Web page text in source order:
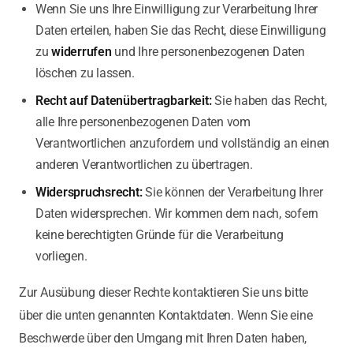
Wenn Sie uns Ihre Einwilligung zur Verarbeitung Ihrer
Daten erteilen, haben Sie das Recht, diese Einwilligung
zuwiderrufen und Ihre personenbezogenen Daten
löschen zu lassen.
Recht auf Datenübertragbarkeit:Sie haben das Recht,
alle Ihre personenbezogenen Daten vom
Verantwortlichen anzufordern und vollständig an einen
anderen Verantwortlichen zu übertragen.
Widerspruchsrecht:Sie können der Verarbeitung Ihrer
Daten widersprechen. Wir kommen dem nach, sofern
keine berechtigten Gründe für die Verarbeitung
vorliegen.
Zur Ausübung dieser Rechte kontaktieren Sie uns bitte
über die unten genannten Kontaktdaten. Wenn Sie eine
Beschwerde über den Umgang mit Ihren Daten haben,